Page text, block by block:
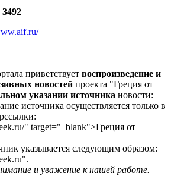
приветствует воспроизведение и
новостей проекта "Греция от
указании источника новости:
источника осуществляется только в
" target="_blank">Греция от
указывается следующим образом:
и уважение к нашей работе.